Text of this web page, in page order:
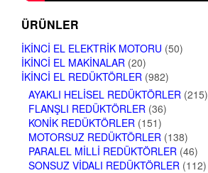
ÜRÜNLER
İKINCI EL ELEKTRIK MOTORU (50)
İKINCI EL MAKINALAR (20)
İKINCI EL REDÜKTÖRLER (982)
AYAKLI HELISEL REDÜKTÖRLER (215)
FLANŞLI REDÜKTÖRLER (36)
KONIK REDÜKTÖRLER (151)
MOTORSUZ REDÜKTÖRLER (138)
PARALEL MILLI REDÜKTÖRLER (46)
SONSUZ VIDALI REDÜKTÖRLER (112)